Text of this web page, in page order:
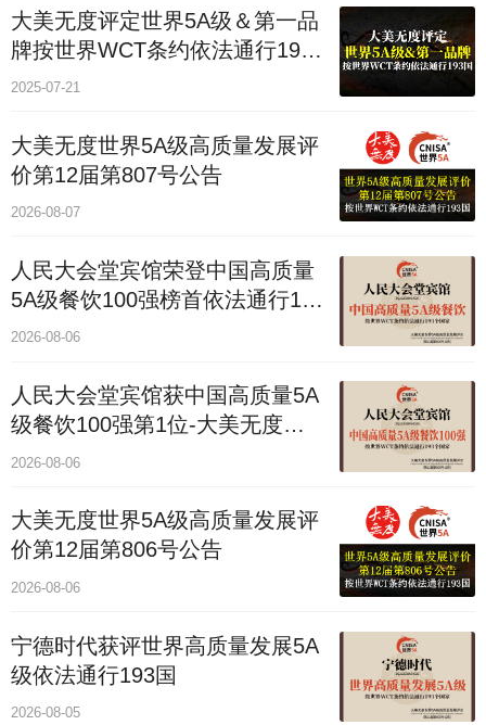
大美无度评定世界5A级＆第一品
牌按世界WCT条约依法通行193
个国家
2025-07-21
大美无度世界5A级高质量发展评
价第12届第807号公告
2026-08-07
人民大会堂宾馆荣登中国高质量
5A级餐饮100强榜首依法通行193
国
2026-08-06
人民大会堂宾馆获中国高质量5A
级餐饮100强第1位-大美无度评
价通193国
2026-08-06
大美无度世界5A级高质量发展评
价第12届第806号公告
2026-08-06
宁德时代获评世界高质量发展5A
级依法通行193国
2026-08-05